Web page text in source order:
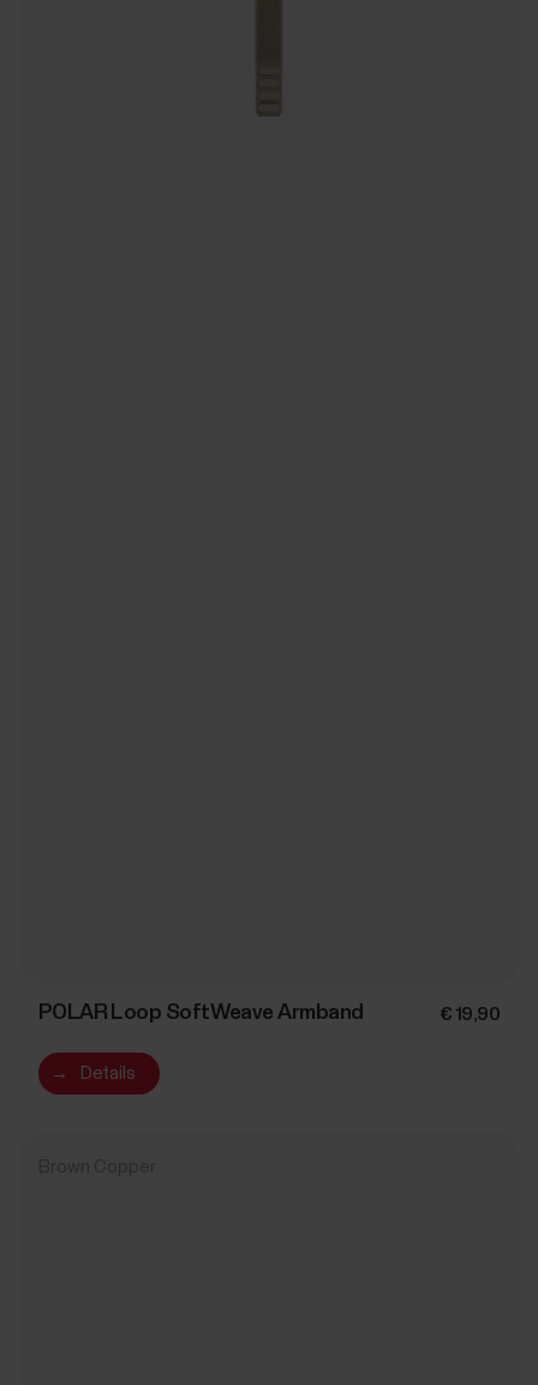
POLAR Loop SoftWeave Armband € 19,90
→ Details